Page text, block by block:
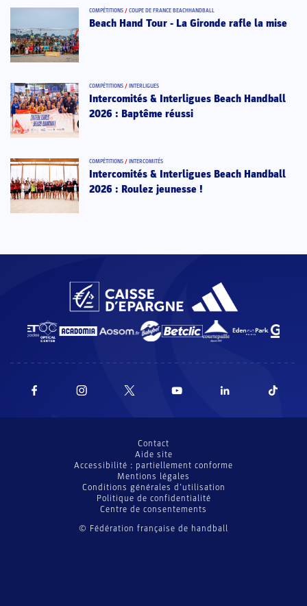
COMPÉTITIONS / COUPE DE FRANCE BEACHHANDBALL
Beach Hand Tour - La Gironde rafle la mise
COMPÉTITIONS / INTERLIGUES
Intercomités & Interligues Beach Handball
2026 : Baptême réussi
COMPÉTITIONS / INTERCOMITÉS
Intercomités & Interligues Beach Handball
2026 : Roulez jeunesse !
© Fédération française de handball
Contact
Aide site
Accessibilité : partiellement conforme
Mentions légales
Conditions générales d’utilisation
Politique de confidentialité
Centre de consentements